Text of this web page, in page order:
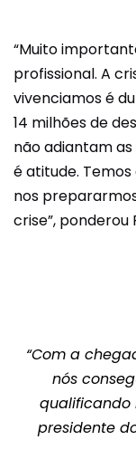
“Muito
profissional. A
vivenciamos é
14 milhões de
não adiantam
é atitude.
nos
crise”, ponderou
“Com a
nós
qualificando
presidente